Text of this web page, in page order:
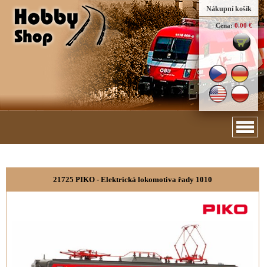
Nákupní košík
Cena: 0.00 €
21725 PIKO - Elektrická lokomotiva řady 1010